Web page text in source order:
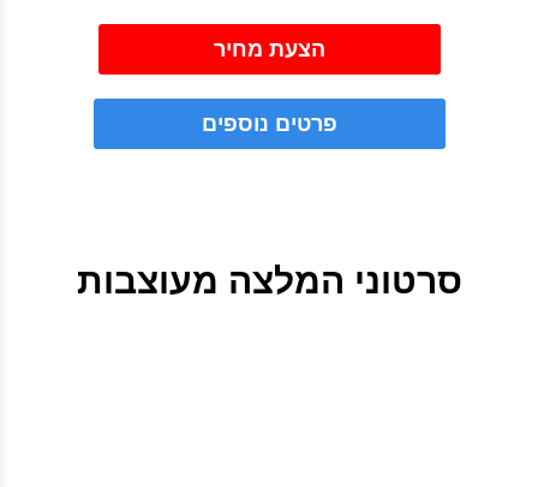
הצעת מחיר
פרטים נוספים
סרטוני המלצה מעוצבות